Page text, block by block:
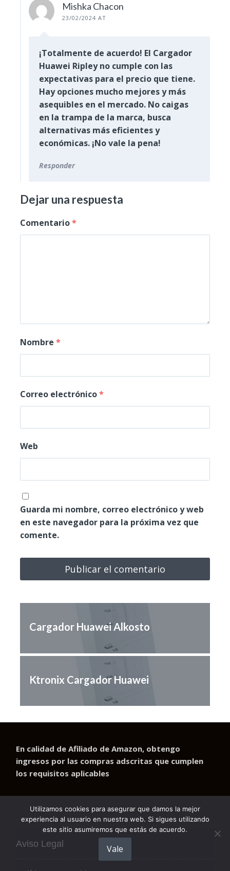
Mishka Chacon
23/02/2024 AT
¡Totalmente de acuerdo! El Cargador
Huawei Ripley no cumple con las
expectativas para el precio que tiene.
Hay opciones mucho mejores y más
asequibles en el mercado. No caigas
en la trampa de la marca, busca
alternativas más eficientes y
económicas. ¡No vale la pena!
Responder
Dejar una respuesta
Comentario*
Nombre *
Correo electrónico*
Web
Guarda mi nombre, correo electrónico y web
en este navegador para la próxima vez que
comente.
Cargador Huawei Alkosto
Ktronix Cargador Huawei
En calidad de Afiliado de Amazon, obtengo
ingresos por las compras adscritas que cumplen
los requisitos aplicables
Aviso Legal
Utilizamos cookies para asegurar que damos la mejor
experiencia al usuario en nuestra web. Si sigues utilizando
este sitio asumiremos que estás de acuerdo.
Vale